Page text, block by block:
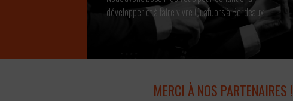
développer et à faire vivre Quatuors à Bordeaux
MERCI À NOS PARTENAIRES !